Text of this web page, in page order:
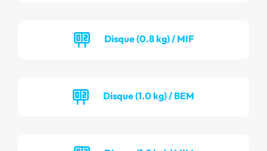
Disque (0.8 kg) / MIF
Disque (1.0 kg) / BEM